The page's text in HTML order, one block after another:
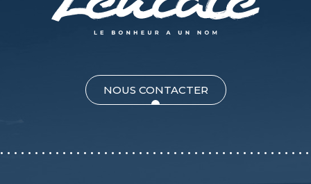
NOUS CONTACTER